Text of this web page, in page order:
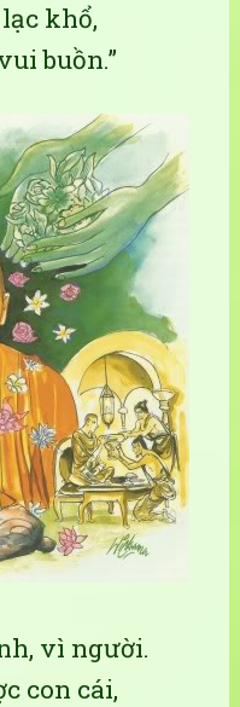
khổ,
buồn.”
vì người.
con cái,